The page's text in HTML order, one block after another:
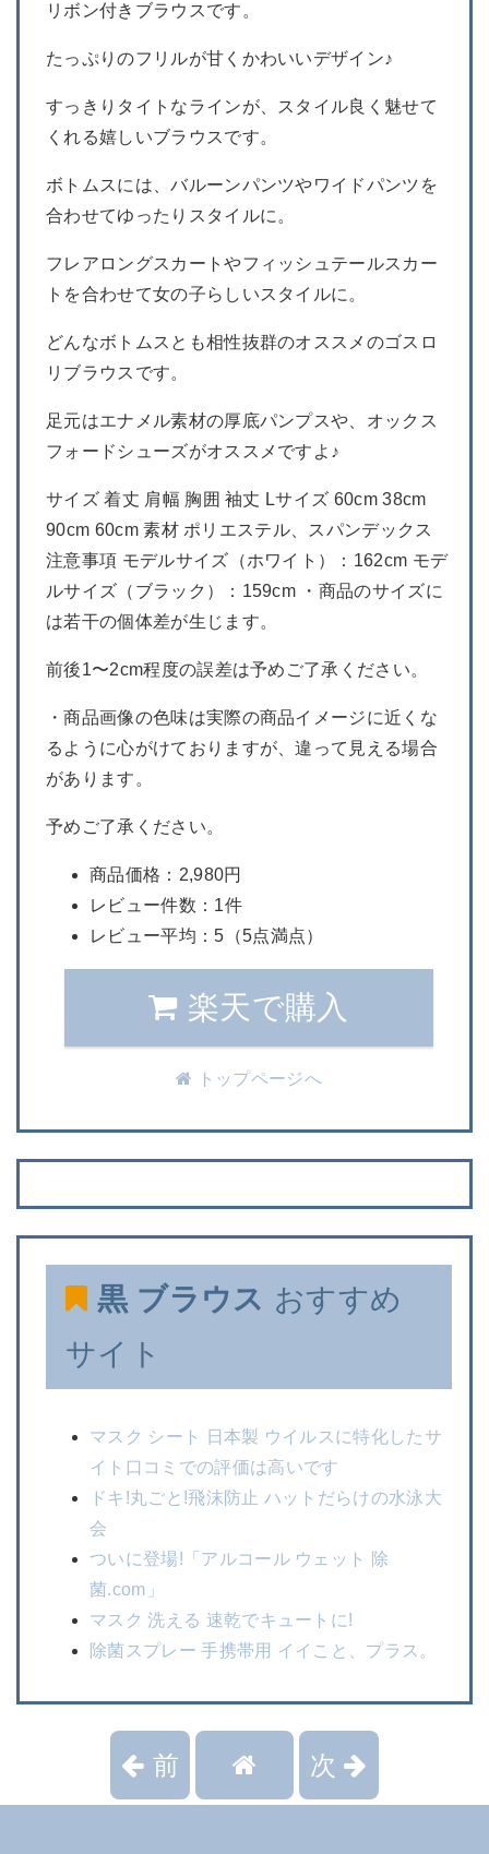
リボン付きブラウスです。
たっぷりのフリルが甘くかわいいデザイン♪
すっきりタイトなラインが、スタイル良く魅せて
くれる嬉しいブラウスです。
ボトムスには、バルーンパンツやワイドパンツを
合わせてゆったりスタイルに。
フレアロングスカートやフィッシュテールスカー
トを合わせて女の子らしいスタイルに。
どんなボトムスとも相性抜群のオススメのゴスロ
リブラウスです。
足元はエナメル素材の厚底パンプスや、オックス
フォードシューズがオススメですよ♪
サイズ 着丈 肩幅 胸囲 袖丈 Lサイズ 60cm 38cm
90cm 60cm 素材 ポリエステル、スパンデックス
注意事項 モデルサイズ（ホワイト）：162cm モデ
ルサイズ（ブラック）：159cm ・商品のサイズに
は若干の個体差が生じます。
前後1〜2cm程度の誤差は予めご了承ください。
・商品画像の色味は実際の商品イメージに近くな
るように心がけておりますが、違って見える場合
があります。
予めご了承ください。
商品価格：2,980円
レビュー件数：1件
レビュー平均：5（5点満点）
楽天で購入
トップページへ
黒 ブラウス おすすめ
サイト
マスク シート 日本製 ウイルスに特化したサ
イト口コミでの評価は高いです
ドキ!丸ごと!飛沫防止 ハットだらけの水泳大
会
ついに登場!「アルコール ウェット 除
菌.com」
マスク 洗える 速乾でキュートに!
除菌スプレー 手携帯用 イイこと、プラス。
前 次